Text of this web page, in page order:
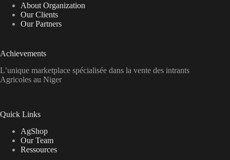
About Organization
Our Clients
Our Partners
Achievements
L’unique marketplace spécialisée dans la vente des intrants
Agricoles au Niger
Quick Links
AgShop
Our Team
Ressources